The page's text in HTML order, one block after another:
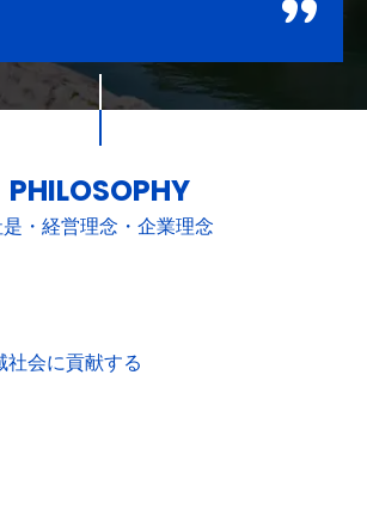
PHILOSOPHY
・経営理念・企業理念
会に貢献する